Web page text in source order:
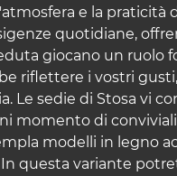
e la praticità
quotidiane,
giocano un ruolo
riflettere i vostri
Le sedie di Stosa vi
momento di
modelli in legno
questa variante